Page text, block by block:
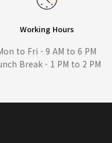
Working Hours
to Fri - 9 AM to 6 PM
Break - 1 PM to 2 PM